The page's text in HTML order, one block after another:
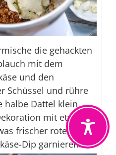
die gehackten
mit dem
und den
Schüssel und rühre
halbe Dattel klein
mit etwas
frischer roter Chili
Dip garnieren.